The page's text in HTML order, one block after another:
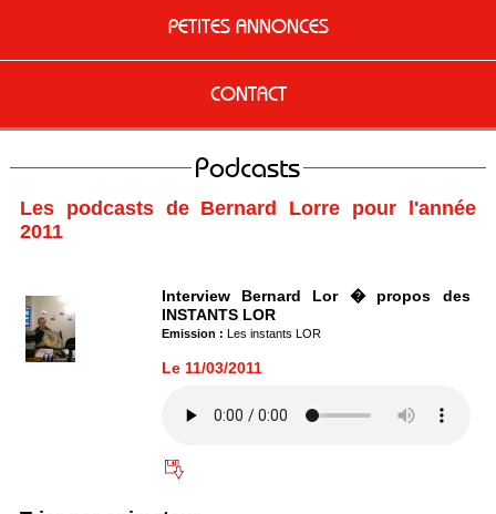
PETITES ANNONCES
CONTACT
Podcasts
Les podcasts de Bernard Lorre pour l'année
2011
Interview Bernard Lor � propos des
INSTANTS LOR
Emission : Les instants LOR
Le 11/03/2011